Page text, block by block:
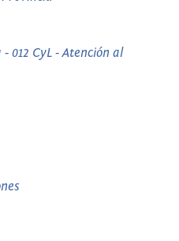
012 CyL - Atención al